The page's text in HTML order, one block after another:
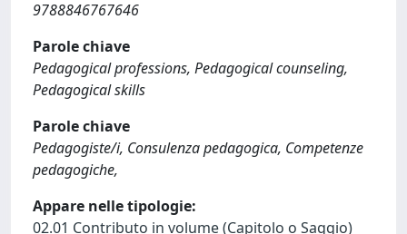
9788846767646
Parole chiave
Pedagogical professions, Pedagogical counseling,
Pedagogical skills
Parole chiave
Pedagogiste/i, Consulenza pedagogica, Competenze
pedagogiche,
Appare nelle tipologie:
02.01 Contributo in volume (Capitolo o Saggio)